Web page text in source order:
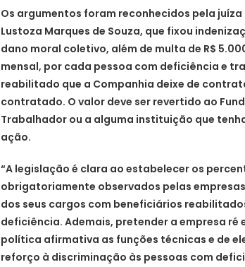
Os argumentos foram reconhecidos pela
Lustoza Marques de Souza, que fixou
dano moral coletivo, além de multa de R$
mensal, por cada pessoa com deficiência e
reabilitado que a Companhia deixe de
contratado. O valor deve ser revertido ao
Trabalhador ou a alguma instituição que
ação.
“A legislação é clara ao estabelecer os
obrigatoriamente observados pelas
dos seus cargos com beneficiários
deficiência. Ademais, pretender a empresa ré
política afirmativa as funções técnicas e de
reforço à discriminação às pessoas com